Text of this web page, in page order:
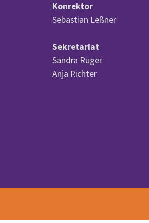
Konrektor
Sebastian Leßner
Sekretariat
Sandra Rüger
Anja Richter